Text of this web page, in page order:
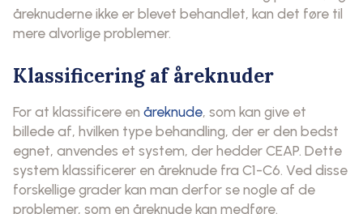
åreknuderne ikke er blevet behandlet, kan det føre til
mere alvorlige problemer.
Klassificering af åreknuder
For at klassificere en åreknude, som kan give et
billede af, hvilken type behandling, der er den bedst
egnet, anvendes et system, der hedder CEAP. Dette
system klassificerer en åreknude fra C1-C6. Ved disse
forskellige grader kan man derfor se nogle af de
problemer, som en åreknude kan medføre.